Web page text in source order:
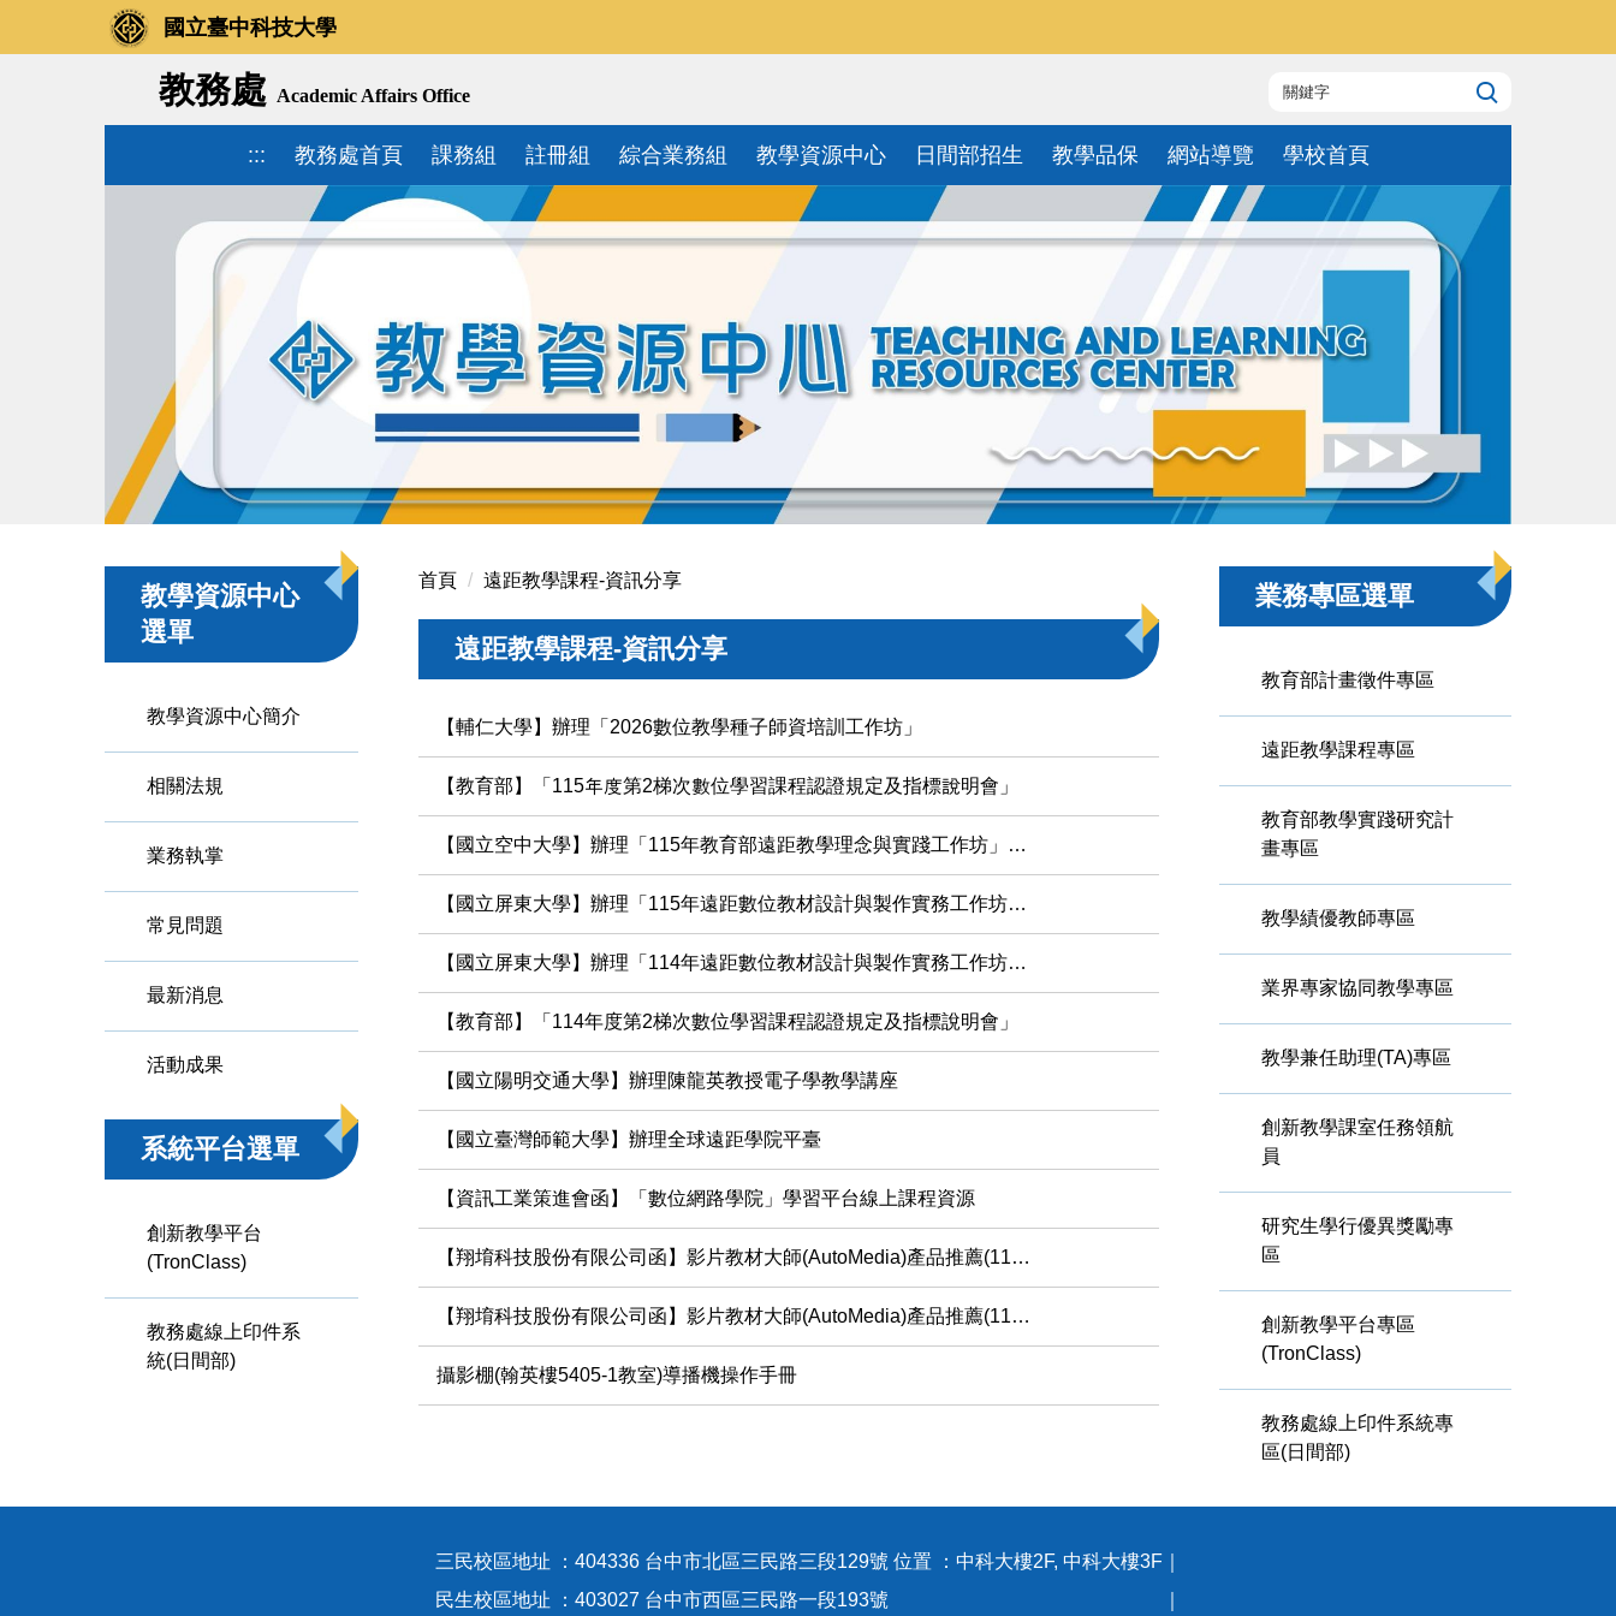
國立臺中科技大學
教務處 Academic Affairs Office
::: 教務處首頁 課務組 註冊組 綜合業務組 教學資源中心 日間部招生 教學品保 網站導覽 學校首頁
教學資源中心
選單
教學資源中心簡介
相關法規
業務執掌
常見問題
最新消息
活動成果
系統平台選單
創新教學平台
(TronClass)
教務處線上印件系
統(日間部)
首頁 遠距教學課程-資訊分享
遠距教學課程-資訊分享
【輔仁大學】辦理「2026數位教學種子師資培訓工作坊」
【教育部】「115年度第2梯次數位學習課程認證規定及指標說明會」
【國立空中大學】辦理「115年教育部遠距教學理念與實踐工作坊」實施計畫
【國立屏東大學】辦理「115年遠距數位教材設計與製作實務工作坊」2026%20屏大數位教學種子師資班
【國立屏東大學】辦理「114年遠距數位教材設計與製作實務工作坊」AI主題系列講座
【教育部】「114年度第2梯次數位學習課程認證規定及指標說明會」
【國立陽明交通大學】辦理陳龍英教授電子學教學講座
【國立臺灣師範大學】辦理全球遠距學院平臺
【資訊工業策進會函】「數位網路學院」學習平台線上課程資源
【翔堉科技股份有限公司函】影片教材大師(AutoMedia)產品推薦(1130619)
【翔堉科技股份有限公司函】影片教材大師(AutoMedia)產品推薦(1130308)
攝影棚(翰英樓5405-1教室)導播機操作手冊
業務專區選單
教育部計畫徵件專區
遠距教學課程專區
教育部教學實踐研究計
畫專區
教學績優教師專區
業界專家協同教學專區
教學兼任助理(TA)專區
創新教學課室任務領航
員
研究生學行優異獎勵專
區
創新教學平台專區
(TronClass)
教務處線上印件系統專
區(日間部)
三民校區地址 ：404336 台中市北區三民路三段129號 位置 ：中科大樓2F, 中科大樓3F｜
民生校區地址 ：403027 台中市西區三民路一段193號 ｜